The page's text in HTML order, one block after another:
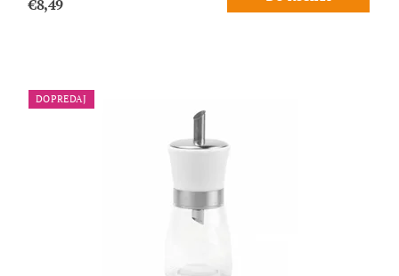
€8,49
DOPREDAJ